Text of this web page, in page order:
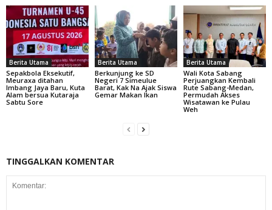
Berita Utama
Sepakbola Eksekutif,
Meuraxa ditahan
Imbang Jaya Baru, Kuta
Alam bersua Kutaraja
Sabtu Sore
Berita Utama
Berkunjung ke SD
Negeri 7 Simeulue
Barat, Kak Na Ajak Siswa
Gemar Makan Ikan
Berita Utama
Wali Kota Sabang
Perjuangkan Kembali
Rute Sabang-Medan,
Permudah Akses
Wisatawan ke Pulau
Weh
TINGGALKAN KOMENTAR